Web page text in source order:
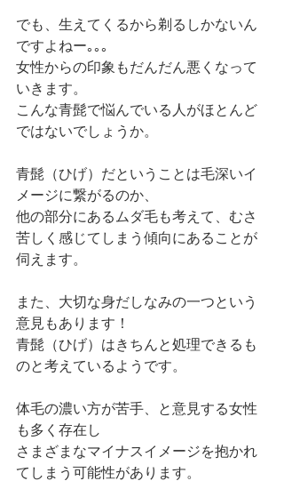
でも、生えてくるから剃るしかないん
ですよねー｡｡｡
女性からの印象もだんだん悪くなって
いきます。
こんな青髭で悩んでいる人がほとんど
ではないでしょうか。
青髭（ひげ）だということは毛深いイ
メージに繋がるのか、
他の部分にあるムダ毛も考えて、むさ
苦しく感じてしまう傾向にあることが
伺えます。
また、大切な身だしなみの一つという
意見もあります！
青髭（ひげ）はきちんと処理できるも
のと考えているようです。
体毛の濃い方が苦手、と意見する女性
も多く存在し
さまざまなマイナスイメージを抱かれ
てしまう可能性があります。